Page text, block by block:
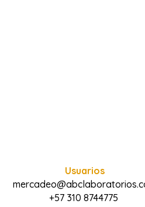
Usuarios
+57 310 8744775